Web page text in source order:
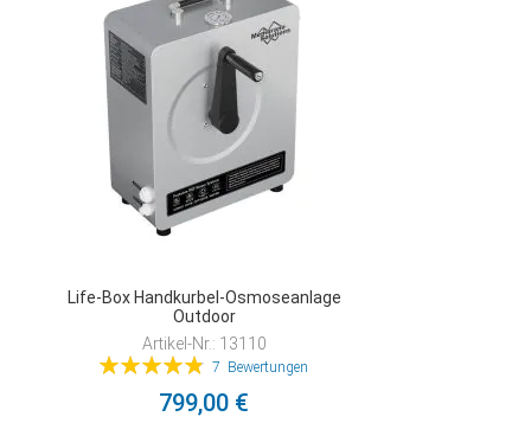
Life-Box Handkurbel-Osmoseanlage
Outdoor
Artikel-Nr.: 13110
Bewertung:
7 Bewertungen
799,00 €